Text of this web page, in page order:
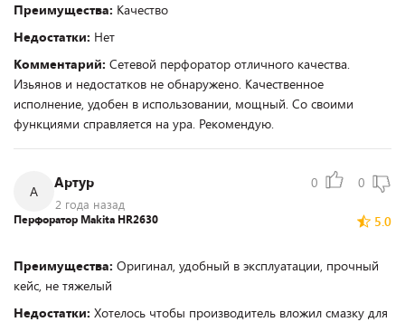
Преимущества: Качество
Недостатки: Нет
Комментарий: Сетевой перфоратор отличного качества.
Изьянов и недостатков не обнаружено. Качественное
исполнение, удобен в использовании, мощный. Со своими
функциями справляется на ура. Рекомендую.
А
Артур
2 года назад
0 0
5.0
Перфоратор Makita HR2630
Преимущества: Оригинал, удобный в эксплуатации, прочный
кейс, не тяжелый
Недостатки: Хотелось чтобы производитель вложил смазку для